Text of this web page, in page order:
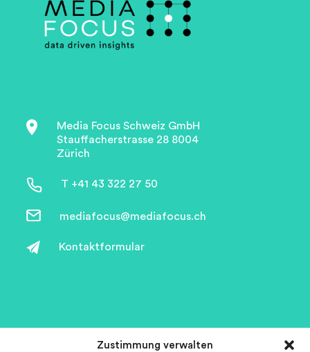
Zustimmung verwalten
Media Focus Schweiz GmbH
Stauffacherstrasse 28 8004
Zürich
T +41 43 322 27 50
mediafocus@mediafocus.ch
Kontaktformular